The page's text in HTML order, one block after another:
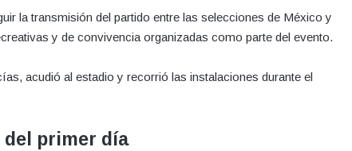
la transmisión del partido entre las selecciones de México y
y de convivencia organizadas como parte del evento.
acudió al estadio y recorrió las instalaciones durante el
primer día